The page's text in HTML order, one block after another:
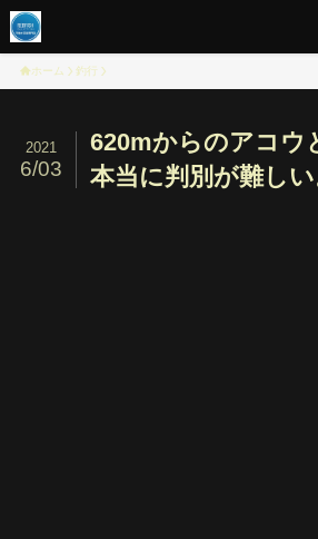
ホーム 釣行
620mからのアコウ
本当に判別が難しい
2021
6/03